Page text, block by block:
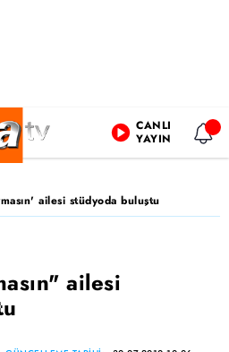
CANLI
YAYIN
ailesi stüdyoda buluştu
ailesi